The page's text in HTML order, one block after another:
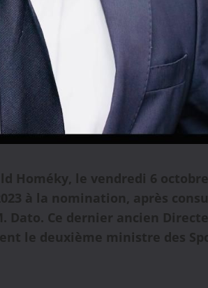
Homéky, le vendredi 6 octobre
à la nomination, après
Dato. Ce dernier ancien
le deuxième ministre des